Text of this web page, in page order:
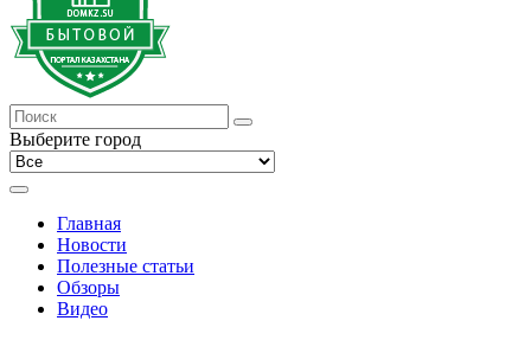
Выберите город
Главная
Новости
Полезные статьи
Обзоры
Видео